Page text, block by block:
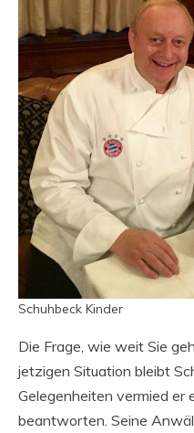
Schuhbeck Kinder
Die Frage, wie weit Sie
jetzigen Situation bleibt
Gelegenheiten vermied er
beantworten. Seine